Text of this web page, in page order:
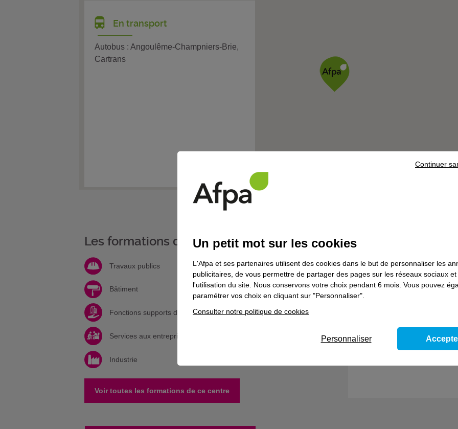
En transport
Autobus : Angoulême-Champniers-Brie,
Cartrans
Les formations de votre centre
Travaux publics
Bâtiment
Fonctions supports de l'entreprise
Services aux entreprises et à la personne
Industrie
Voir toutes les formations de ce centre
Game Of Jobs
Un petit mot sur les cookies
L'Afpa et ses partenaires utilisent des cookies dans le but de personnaliser les
publicitaires, de vous permettre de partager des pages sur les réseaux sociaux
l'utilisation du site. Nous conservons votre choix pendant 6 mois. Vous pouvez
paramétrer vos choix en cliquant sur "Personnaliser".
Consulter notre politique de cookies
Continuer
Personnaliser